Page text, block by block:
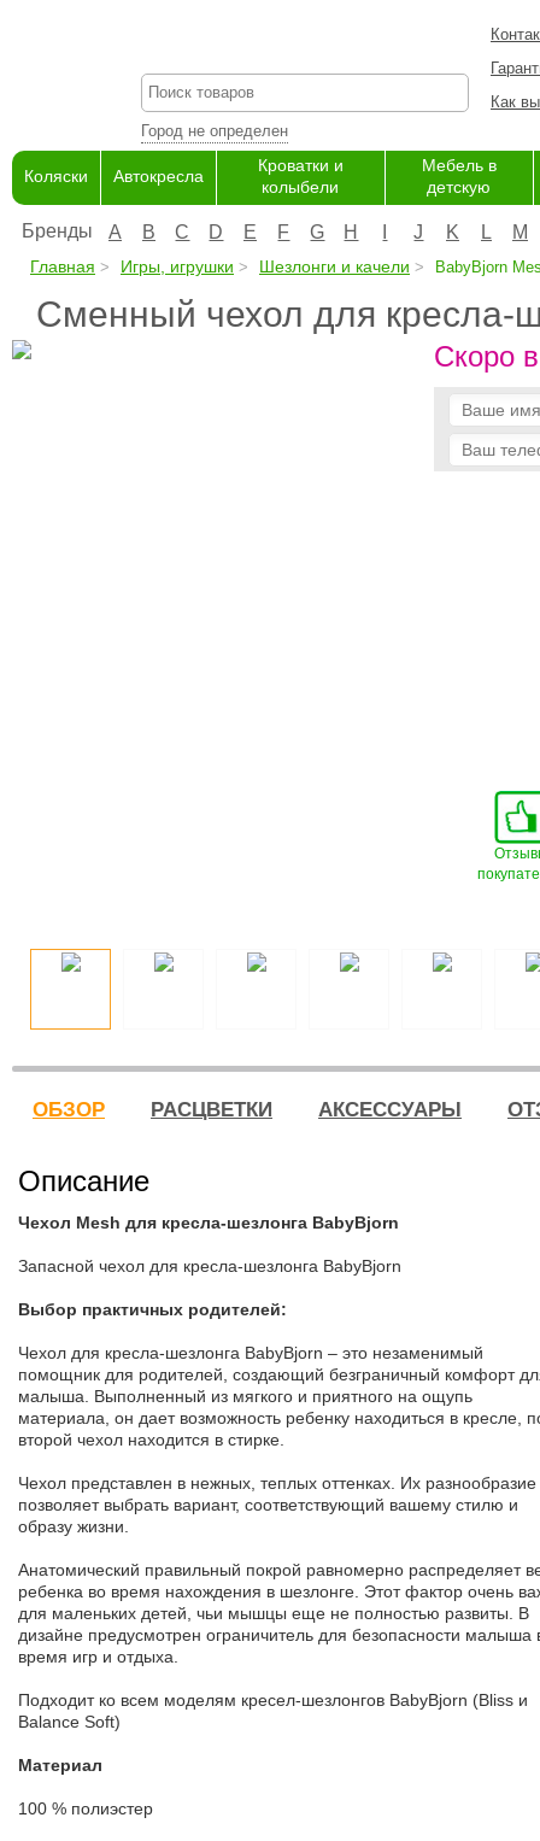
Город не определен
Как
Коляски Автокресла
Кроватки и
колыбели
Мебель в
детскую
Бренды A B C D E F G H J K L M
Главная Игры, игрушки Шезлонги и качели BabyBjorn
Сменный чехол для кресла-
Скоро
ОБЗОР РАСЦВЕТКИ АКСЕССУАРЫ
Описание
Чехол Mesh для кресла-шезлонга BabyBjorn
Запасной чехол для кресла-шезлонга BabyBjorn
Выбор практичных родителей:
Чехол для кресла-шезлонга BabyBjorn – это незаменимый
помощник для родителей, создающий безграничный комфорт
малыша. Выполненный из мягкого и приятного на ощупь
материала, он дает возможность ребенку находиться в кресле,
второй чехол находится в стирке.
Чехол представлен в нежных, теплых оттенках. Их разнообразие
позволяет выбрать вариант, соответствующий вашему стилю и
образу жизни.
Анатомический правильный покрой равномерно распределяет
ребенка во время нахождения в шезлонге. Этот фактор очень
для маленьких детей, чьи мышцы еще не полностью развиты. В
дизайне предусмотрен ограничитель для безопасности малыша
время игр и отдыха.
Подходит ко всем моделям кресел-шезлонгов BabyBjorn (Bliss и
Balance Soft)
Материал
100 % полиэстер